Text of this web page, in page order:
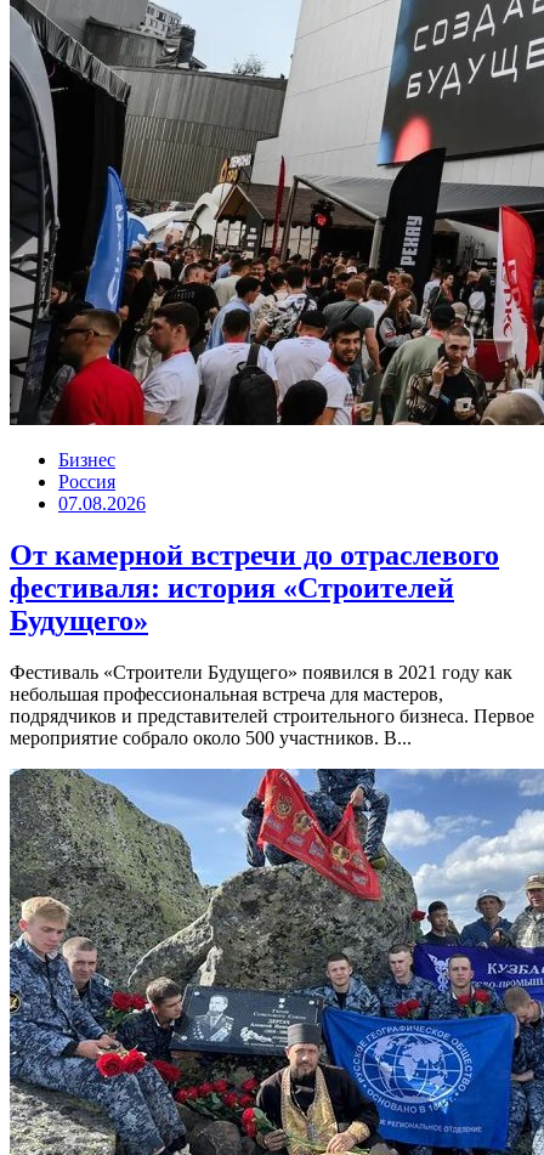
Бизнес
Россия
07.08.2026
От камерной встречи до отраслевого
фестиваля: история «Строителей
Будущего»
Фестиваль «Строители Будущего» появился в 2021 году как
небольшая профессиональная встреча для мастеров,
подрядчиков и представителей строительного бизнеса. Первое
мероприятие собрало около 500 участников. В...